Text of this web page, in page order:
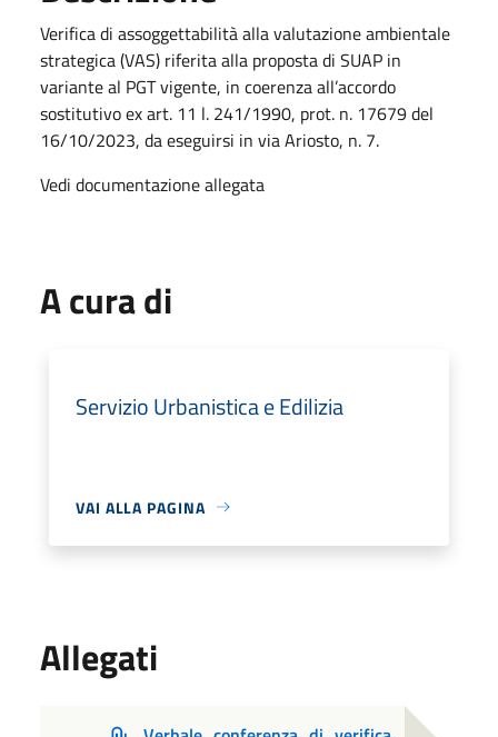
Verifica di assoggettabilità alla valutazione ambientale
strategica (VAS) riferita alla proposta di SUAP in
variante al PGT vigente, in coerenza all’accordo
sostitutivo ex art. 11 l. 241/1990, prot. n. 17679 del
16/10/2023, da eseguirsi in via Ariosto, n. 7.
Vedi documentazione allegata
A cura di
Servizio Urbanistica e Edilizia
VAI ALLA PAGINA
Allegati